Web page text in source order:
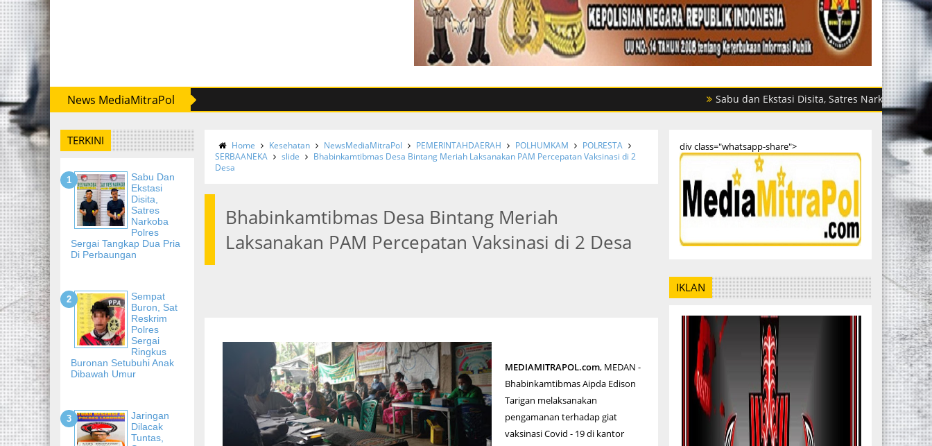
News MediaMitraPol Sabu dan Ekstasi Disita, Satres Narkoba Polres Sergai
TERKINI
Sabu Dan
Ekstasi
Disita,
Satres
Narkoba
Polres
Sergai Tangkap Dua Pria
Di Perbaungan
Sempat
Buron, Sat
Reskrim
Polres
Sergai
Ringkus
Buronan Setubuhi Anak
Dibawah Umur
Jaringan
Dilacak
Tuntas,
Home Kesehatan NewsMediaMitraPol PEMERINTAHDAERAH POLHUMKAM
POLRESTA
SERBAANEKA
slide
Bhabinkamtibmas Desa Bintang Meriah Laksanakan PAM Percepatan Vaksinasi di 2
Desa
Bhabinkamtibmas Desa Bintang Meriah
Laksanakan PAM Percepatan Vaksinasi di 2 Desa
MEDIAMITRAPOL.com, MEDAN -
Bhabinkamtibmas Aipda Edison
Tarigan melaksanakan
pengamanan terhadap giat
vaksinasi Covid - 19 di kantor
div class="whatsapp-share">
IKLAN